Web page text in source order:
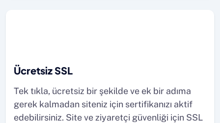
Ücretsiz SSL
Tek tıkla, ücretsiz bir şekilde ve ek bir adıma
gerek kalmadan siteniz için sertifikanızı aktif
edebilirsiniz. Site ve ziyaretçi güvenliği için SSL